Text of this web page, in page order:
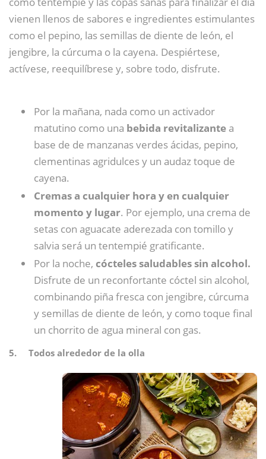
vienen llenos de sabores e ingredientes estimulantes
como el pepino, las semillas de diente de león, el
jengibre, la cúrcuma o la cayena. Despiértese,
actívese, reequilíbrese y, sobre todo, disfrute.
Por la mañana, nada como un activador
matutino como una bebida revitalizante a
base de de manzanas verdes ácidas, pepino,
clementinas agridulces y un audaz toque de
cayena.
Cremas a cualquier hora y en cualquier
momento y lugar. Por ejemplo, una crema de
setas con aguacate aderezada con tomillo y
salvia será un tentempié gratificante.
Por la noche, cócteles saludables sin alcohol.
Disfrute de un reconfortante cóctel sin alcohol,
combinando piña fresca con jengibre, cúrcuma
y semillas de diente de león, y como toque final
un chorrito de agua mineral con gas.
5. Todos alrededor de la olla